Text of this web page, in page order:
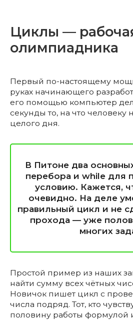
Циклы —
олимпиадника
Первый по-настоящему
руках начинающего
его помощью компьютер
секунды то, на что человеку
целого дня.
В Питоне два
перебора и while для
условию. Кажется,
очевидно. На деле
правильный цикл и не
прохода — уже
многих
Простой пример из наших
найти сумму всех чётных
Новичок пишет цикл с
числа подряд. Тот, кто
половину работы формулой